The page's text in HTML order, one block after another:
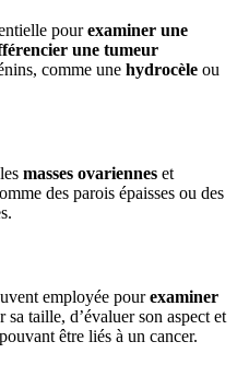
pourexaminer une
une tumeur
comme une hydrocèle ou
masses ovariennes et
des parois épaisses ou des
employée pourexaminer
sa taille, d’évaluer son aspect et
pouvant être liés à un cancer.